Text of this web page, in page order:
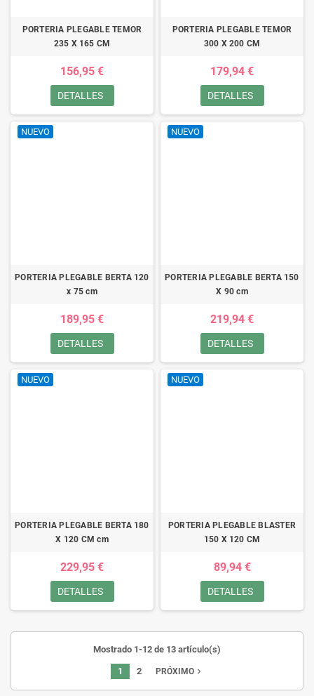
PORTERIA PLEGABLE TEMOR
235 X 165 CM
156,95 €
DETALLES
PORTERIA PLEGABLE TEMOR
300 X 200 CM
179,94 €
DETALLES
NUEVO
PORTERIA PLEGABLE BERTA 120
x 75 cm
189,95 €
DETALLES
NUEVO
PORTERIA PLEGABLE BERTA 150
X 90 cm
219,94 €
DETALLES
NUEVO
PORTERIA PLEGABLE BERTA 180
X 120 CM cm
229,95 €
DETALLES
NUEVO
PORTERIA PLEGABLE BLASTER
150 X 120 CM
89,94 €
DETALLES
Mostrado 1-12 de 13 artículo(s)
1 2 PRÓXIMOnavigate_next